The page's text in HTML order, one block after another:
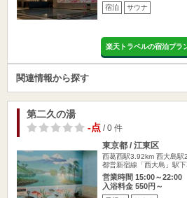
宿泊 サウナ
楽天トラベルの宿泊プラ
関連情報から探す
第二久の湯
-点/ 0 件
東京都 / 江東区
西葛西駅3.92km 西大島駅
都営新宿線「西大島」駅
営業時間 15:00～22:00
入浴料金 550円～